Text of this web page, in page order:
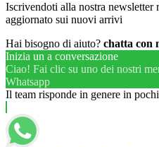
Iscrivendoti alla nostra newsletter
aggiornato sui nuovi arrivi
Hai bisogno di aiuto? chatta con
Inizia un a conversazione
Ciao! Fai clic su uno dei nostri
Whatsapp
Il team risponde in genere in